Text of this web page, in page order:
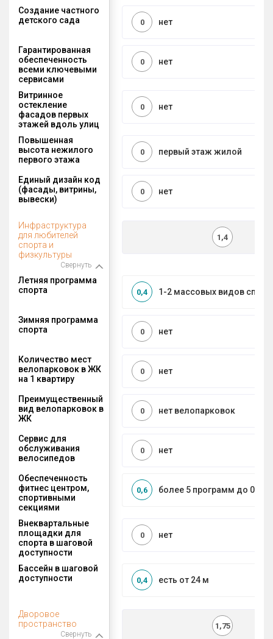
Создание частного
детского сада
нет
0
Гарантированная
обеспеченность
всеми ключевыми
сервисами
нет
0
Витринное
остекление
фасадов первых
этажей вдоль улиц
нет
0
Повышенная
высота нежилого
первого этажа
первый этаж жилой
0
Единый дизайн код
(фасады, витрины,
вывески)
нет
0
Инфраструктура
для любителей
спорта и
физкультуры
Свернуть
1,4
Летняя программа
спорта
1-2 массовых видов
0,4
Зимняя программа
спорта
нет
0
Количество мест
велопарковок в ЖК
на 1 квартиру
нет
0
Преимущественный
вид велопарковок в
ЖК
нет велопарковок
0
Сервис для
обслуживания
велосипедов
нет
0
Обеспеченность
фитнес центром,
спортивными
секциями
более 5 программ до 0,5
0,6
Внеквартальные
площадки для
спорта в шаговой
доступности
нет
0
Бассейн в шаговой
доступности
есть от 24 м
0,4
Дворовое
пространство
Свернуть
1,75